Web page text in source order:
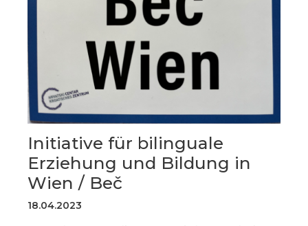
Initiative für bilinguale
Erziehung und Bildung in
Wien / Beč
18.04.2023